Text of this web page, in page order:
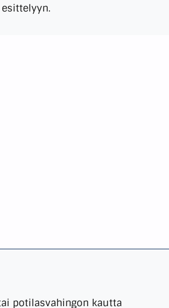
esittelyyn.
potilasvahingon kautta